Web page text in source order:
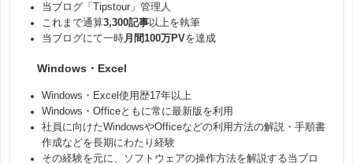
当ブログ「Tipstour」管理人
これまで通算3,300記事 以上を執筆
当ブログにて一時 月間100万PVを達成
Windows・Excel
Windows・Excel使用歴17年以上
Windows・Officeともに常に最新版を利用
社員に向けたWindowsやOfficeなどの利用方法の解説・手順書
作成などを長期にわたり経験
その経験を元に、ソフトウェアの操作方法を解説する当ブロ